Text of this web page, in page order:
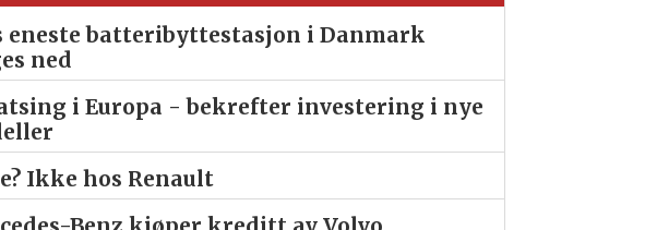
eneste batteribyttestasjon i Danmark
ned
i Europa - bekrefter investering i nye
Ikke hos Renault